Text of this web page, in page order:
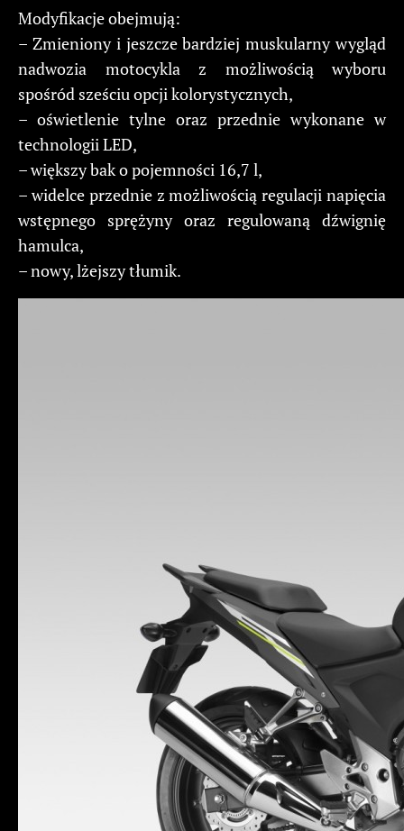
Modyfikacje obejmują:
– Zmieniony i jeszcze bardziej muskularny wygląd
nadwozia motocykla z możliwością wyboru
spośród sześciu opcji kolorystycznych,
– oświetlenie tylne oraz przednie wykonane w
technologii LED,
– większy bak o pojemności 16,7 l,
– widelce przednie z możliwością regulacji napięcia
wstępnego sprężyny oraz regulowaną dźwignię
hamulca,
– nowy, lżejszy tłumik.